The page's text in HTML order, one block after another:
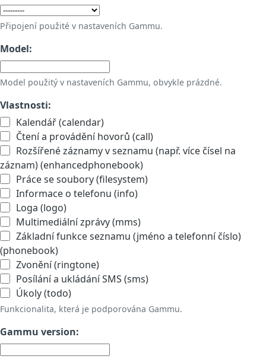
Připojení použité v nastaveních Gammu.
Model:
Model použitý v nastaveních Gammu, obvykle prázdné.
Vlastnosti:
Kalendář (calendar)
Čtení a provádění hovorů (call)
Rozšířené záznamy v seznamu (např. více čísel na
záznam) (enhancedphonebook)
Práce se soubory (filesystem)
Informace o telefonu (info)
Loga (logo)
Multimediální zprávy (mms)
Základní funkce seznamu (jméno a telefonní číslo)
(phonebook)
Zvonění (ringtone)
Posílání a ukládání SMS (sms)
Úkoly (todo)
Funkcionalita, která je podporována Gammu.
Gammu version: